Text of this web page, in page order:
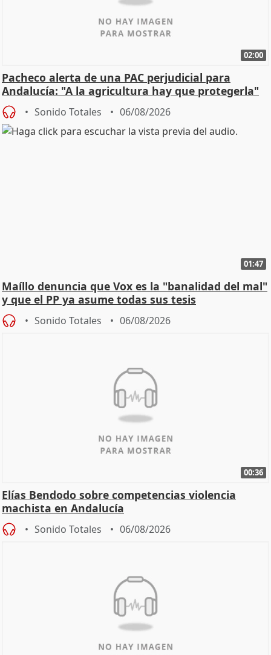
02:00
Pacheco alerta de una PAC perjudicial para
Andalucía: "A la agricultura hay que protegerla"
Sonido Totales 06/08/2026
01:47
Maíllo denuncia que Vox es la "banalidad del mal"
y que el PP ya asume todas sus tesis
Sonido Totales 06/08/2026
00:36
Elías Bendodo sobre competencias violencia
machista en Andalucía
Sonido Totales 06/08/2026